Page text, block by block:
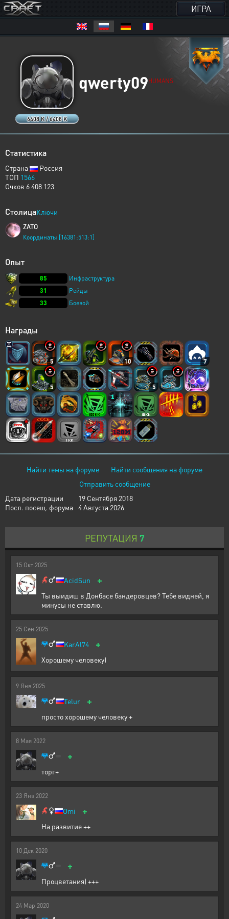
ИГРА
6408 K / 6408 K
qwerty09HUMANS
Статистика
Страна
Россия
ТОП 1566
Очков 6 408 123
СтолицаКлючи
ZATO
Координаты [16381:513:1]
Опыт
85
Инфраструктура
31
Рейды
33
Боевой
Награды
5 10 7
5 5
Найти темы на форуме
Найти сообщения на форуме
Отправить сообщение
Дата регистрации
19 Сентября 2018
Посл. посещ. форума 4 Августа 2026
РЕПУТАЦИЯ 7
15 Окт 2025
AcidSun +
Ты выидиш в Донбасе бандеровцев? Тебе видней, я
минусы не ставлю.
25 Сен 2025
KarAl74 +
Хорошему человеку)
9 Янв 2025
Telur +
просто хорошему человеку +
8 Мая 2022
+
торг+
23 Янв 2022
Omi +
На развитие ++
10 Дек 2020
+
Процветания) +++
24 Мар 2020